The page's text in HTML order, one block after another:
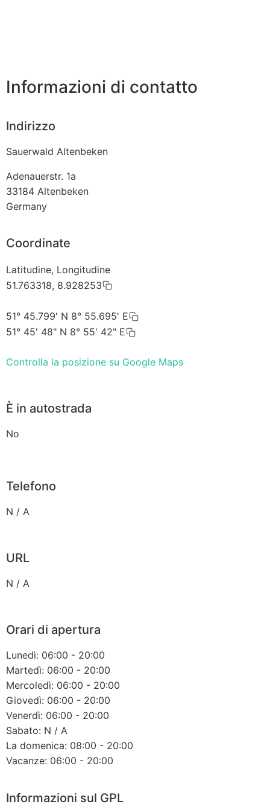
Informazioni di contatto
Indirizzo
Sauerwald Altenbeken
Adenauerstr. 1a
33184 Altenbeken
Germany
Coordinate
Latitudine, Longitudine
51.763318, 8.928253
51° 45.799' N 8° 55.695' E
51° 45' 48" N 8° 55' 42" E
Controlla la posizione su Google Maps
È in autostrada
No
Telefono
N / A
URL
N / A
Orari di apertura
Lunedì: 06:00 - 20:00
Martedì: 06:00 - 20:00
Mercoledì: 06:00 - 20:00
Giovedì: 06:00 - 20:00
Venerdì: 06:00 - 20:00
Sabato: N / A
La domenica: 08:00 - 20:00
Vacanze: 06:00 - 20:00
Informazioni sul GPL